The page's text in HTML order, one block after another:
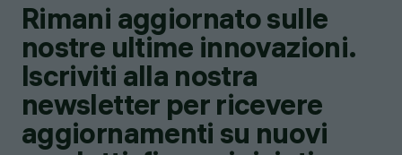
Rimani aggiornato sulle
nostre ultime innovazioni.
Iscriviti alla nostra
newsletter per ricevere
aggiornamenti su nuovi